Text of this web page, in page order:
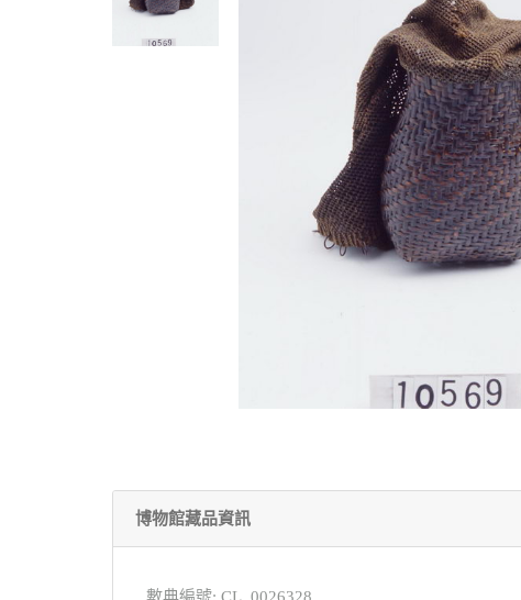
博物館藏品資訊